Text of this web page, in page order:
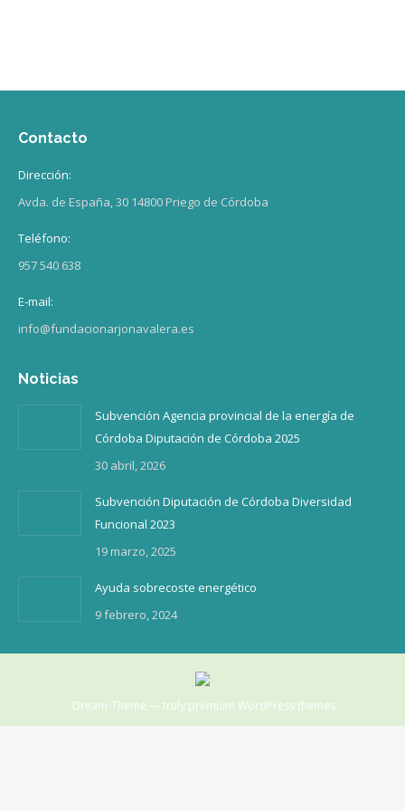
Contacto
Dirección:
Avda. de España, 30 14800 Priego de Córdoba
Teléfono:
957 540 638
E-mail:
info@fundacionarjonavalera.es
Noticias
Subvención Agencia provincial de la energía de
Córdoba Diputación de Córdoba 2025
30 abril, 2026
Subvención Diputación de Córdoba Diversidad
Funcional 2023
19 marzo, 2025
Ayuda sobrecoste energético
9 febrero, 2024
Dream-Theme — truly premium WordPress themes